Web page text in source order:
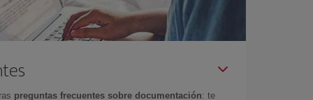
preguntas frecuentes sobre documentación: te